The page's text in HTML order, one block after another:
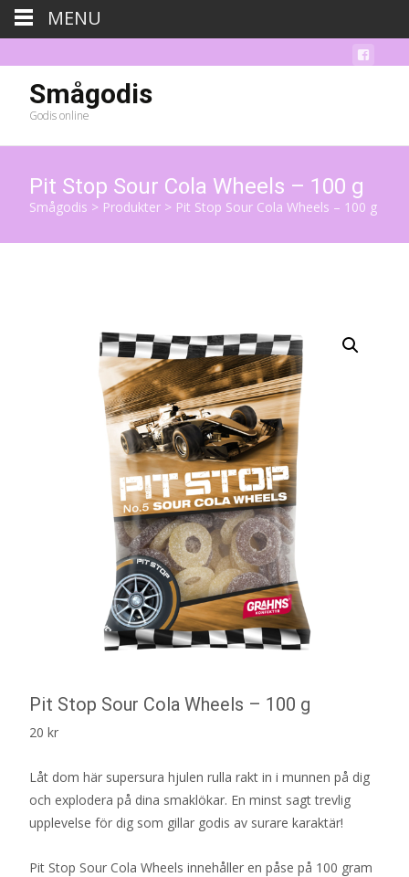
Smågodis
Godis online
Pit Stop Sour Cola Wheels – 100 g
Smågodis > Produkter > Pit Stop Sour Cola Wheels – 100 g
Pit Stop Sour Cola Wheels – 100 g
20 kr
Låt dom här supersura hjulen rulla rakt in i munnen på dig
och explodera på dina smaklökar. En minst sagt trevlig
upplevelse för dig som gillar godis av surare karaktär!
Pit Stop Sour Cola Wheels innehåller en påse på 100 gram
MENU